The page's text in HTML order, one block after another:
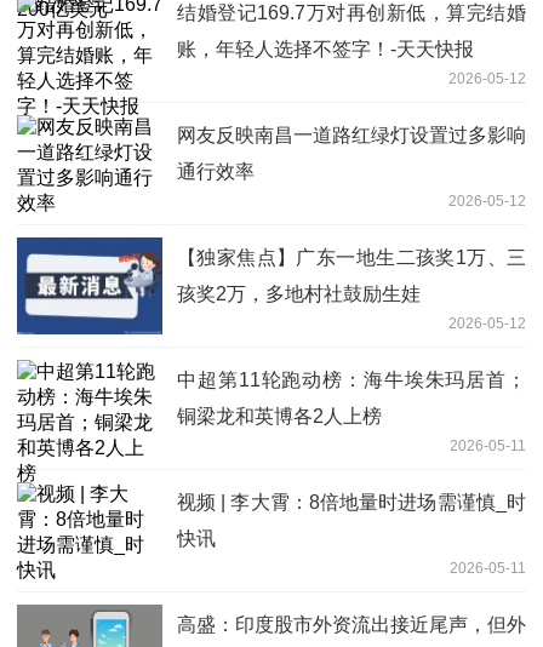
结婚登记169.7万对再创新低，算完结婚
账，年轻人选择不签字！-天天快报
2026-05-12
网友反映南昌一道路红绿灯设置过多影响
通行效率
2026-05-12
【独家焦点】广东一地生二孩奖1万、三
孩奖2万，多地村社鼓励生娃
2026-05-12
中超第11轮跑动榜：海牛埃朱玛居首；
铜梁龙和英博各2人上榜
2026-05-11
视频 | 李大霄：8倍地量时进场需谨慎_时
快讯
2026-05-11
高盛：印度股市外资流出接近尾声，但外